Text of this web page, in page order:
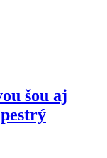
šou aj